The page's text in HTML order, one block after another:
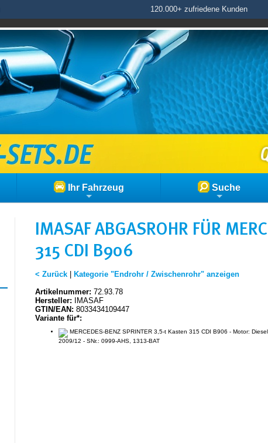
120.000+ zufriedene Kunden
Ihr Fahrzeug Suche
IMASAF ABGASROHR FÜR
315 CDI B906
< Zurück|
Kategorie "Endrohr / Zwischenrohr" anzeigen
Artikelnummer: 72.93.78
Hersteller: IMASAF
GTIN/EAN: 8033434109447
Variante für*:
MERCEDES-BENZ SPRINTER 3,5-t Kasten 315 CDI B906 - Motor:
2009/12 - SNr.: 0999-AHS, 1313-BAT